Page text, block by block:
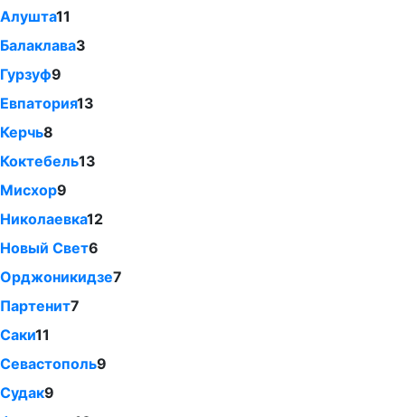
Алушта11
Балаклава3
Гурзуф9
Евпатория13
Керчь8
Коктебель13
Мисхор9
Николаевка12
Новый Свет6
Орджоникидзе7
Партенит7
Саки11
Севастополь9
Судак9